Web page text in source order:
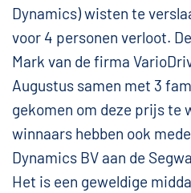
Dynamics) wisten te
voor 4 personen verloot.
Mark van de firma
Augustus samen met 3
gekomen om deze prijs te
winnaars hebben ook
Dynamics BV aan de
Het is een geweldige